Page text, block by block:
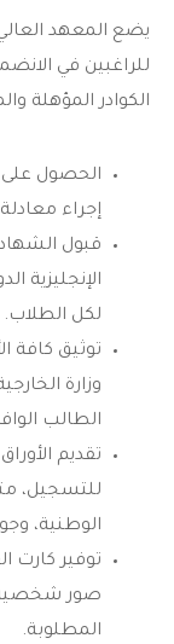
يضع المعهد
للراغبين في
الكوادر المؤهلة
الحصول على
إجراء
قبول
الإنجليزية
لكل الطلاب.
توثيق كافة
وزارة
الطالب
تقديم
للتسجيل،
الوطنية،
توفير كارت
صور شخصية
المطلوبة.